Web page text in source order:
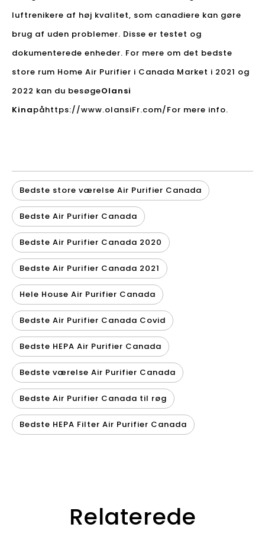
luftrenikere af høj kvalitet, som canadiere kan gøre
brug af uden problemer. Disse er testet og
dokumenterede enheder. For mere om det bedste
store rum Home Air Purifier i Canada Market i 2021 og
2022 kan du besøgeOlansi
Kinapåhttps://www.olansiFr.com/For mere info.
Bedste store værelse Air Purifier Canada
Bedste Air Purifier Canada
Bedste Air Purifier Canada 2020
Bedste Air Purifier Canada 2021
Hele House Air Purifier Canada
Bedste Air Purifier Canada Covid
Bedste HEPA Air Purifier Canada
Bedste værelse Air Purifier Canada
Bedste Air Purifier Canada til røg
Bedste HEPA Filter Air Purifier Canada
Relaterede